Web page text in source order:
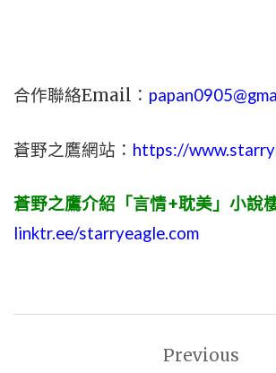
合作聯絡Email：
蒼野之鷹網站： https://
蒼野之鷹介紹「言情+耽美」小說
linktr.ee/starryeagle.com
Previous